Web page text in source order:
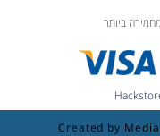
ביותר
Created by